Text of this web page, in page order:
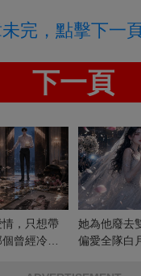
完，點擊下一
下一頁
，只想帶
曾經冷漠
她為他廢去
偏愛全隊白